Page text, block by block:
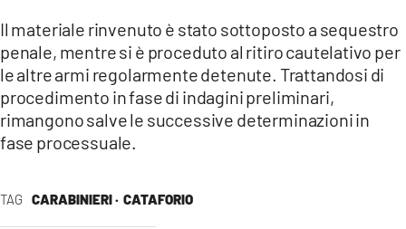
LACAPITALENEWS.IT
App
APPLE
TAG CARABINIERI · CATAFORIO
Il materiale rinvenuto è stato sottoposto a sequestro
penale, mentre si è proceduto al ritiro cautelativo per
le altre armi regolarmente detenute. Trattandosi di
procedimento in fase di indagini preliminari,
rimangono salve le successive determinazioni in
fase processuale.